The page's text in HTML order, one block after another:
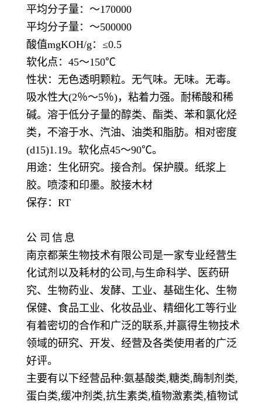
平均分子量：～170000
平均分子量：～500000
酸值mgKOH/g：≤0.5
软化点： 45～150℃
性状：无色透明颗粒。无气味。无味。无毒。
吸水性大(2％～5％)，粘着力强。耐稀酸和稀
碱。溶于低分子量的醇类、酯类、苯和氯化烃
类，不溶于水、汽油、油类和脂肪。相对密度
(d15)1.19。软化点45～90℃。
用途：生化研究。接合剂。保护膜。纸浆上
胶。喷漆和印墨。胶接木材
保存： RT
公 司 信 息
南京都莱生物技术有限公司是一家专业经营生
化试剂以及耗材的公司,与生命科学、医药研
究、生物药业、发酵、工业、基础生化、生物
保健、食品工业、化妆品业、精细化工等行业
有着密切的合作和广泛的联系,并赢得生物技术
领域的研究、开发、经营及各类使用者的广泛
好评。
主要有以下经营品种:氨基酸类,糖类,酶制剂类,
蛋白类,缓冲剂类,抗生素类,植物激素类,植物试